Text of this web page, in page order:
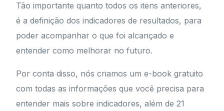
Tão importante quanto todos os itens anteriores,
é a definição dos indicadores de resultados, para
poder acompanhar o que foi alcançado e
entender como melhorar no futuro.
Por conta disso, nós criamos um e-book gratuito
com todas as informações que você precisa para
entender mais sobre indicadores, além de 21